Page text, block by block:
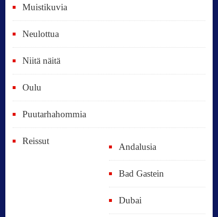
Muistikuvia
Neulottua
Niitä näitä
Oulu
Puutarhahommia
Reissut
Andalusia
Bad Gastein
Dubai